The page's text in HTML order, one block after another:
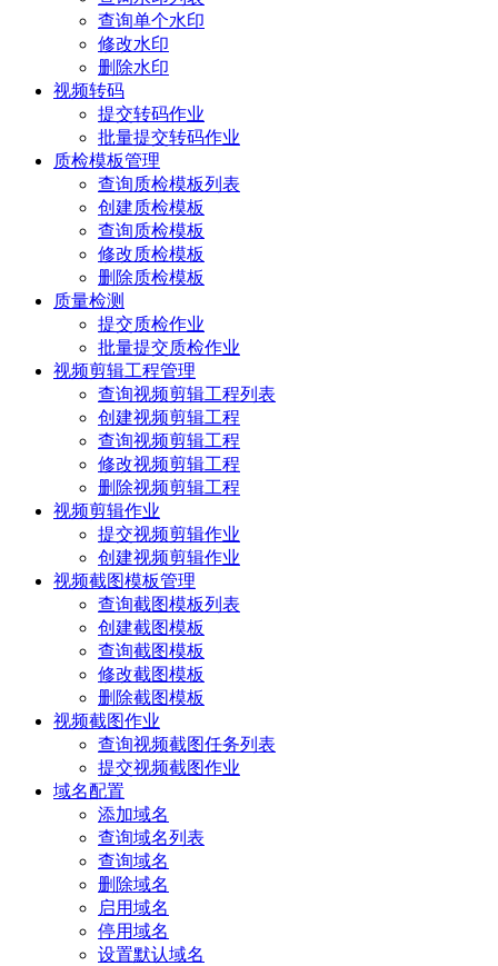
查询单个水印
修改水印
删除水印
视频转码
提交转码作业
批量提交转码作业
质检模板管理
查询质检模板列表
创建质检模板
查询质检模板
修改质检模板
删除质检模板
质量检测
提交质检作业
批量提交质检作业
视频剪辑工程管理
查询视频剪辑工程列表
创建视频剪辑工程
查询视频剪辑工程
修改视频剪辑工程
删除视频剪辑工程
视频剪辑作业
提交视频剪辑作业
创建视频剪辑作业
视频截图模板管理
查询截图模板列表
创建截图模板
查询截图模板
修改截图模板
删除截图模板
视频截图作业
查询视频截图任务列表
提交视频截图作业
域名配置
添加域名
查询域名列表
查询域名
删除域名
启用域名
停用域名
设置默认域名